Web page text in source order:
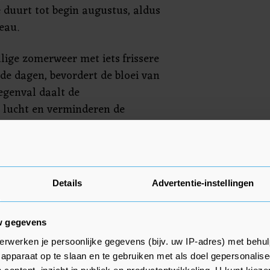
Details Advertentie-instellingen
gegevens
je persoonlijke gegevens (bijv. uw IP-adres) met
op te slaan en te gebruiken met als doel
duurt tot begin augustus, aldus
zomerweer met iets frissere
dagen, bevordert de bloei van
daalt de
en verminderen de
als
Hoewel de
plant de afgelopen jaren
voor flinke